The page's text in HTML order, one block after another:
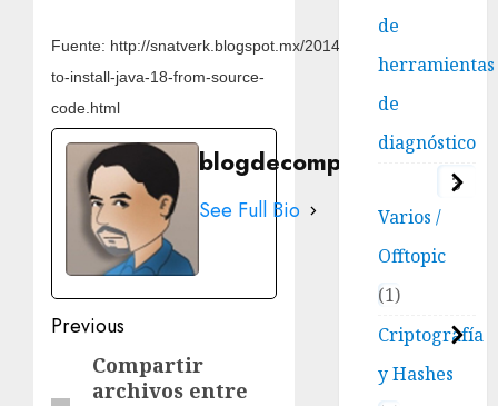
Fuente: http://snatverk.blogspot.mx/2014/02/how-
to-install-java-18-from-source-
code.html
blogdecomputo.com
See Full Bio
Post
navigation
Previous
Previous
post:
Compartir
archivos entre
de
herramientas
de
diagnóstico
3
Varios /
Offtopic
1
Criptografía
y Hashes